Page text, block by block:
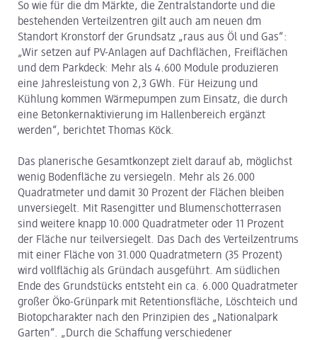
So wie für die dm Märkte, die Zentralstandorte und die
bestehenden Verteilzentren gilt auch am neuen dm
Standort Kronstorf der Grundsatz „raus aus Öl und Gas“:
„Wir setzen auf PV-Anlagen auf Dachflächen, Freiflächen
und dem Parkdeck: Mehr als 4.600 Module produzieren
eine Jahresleistung von 2,3 GWh. Für Heizung und
Kühlung kommen Wärmepumpen zum Einsatz, die durch
eine Betonkernaktivierung im Hallenbereich ergänzt
werden“, berichtet Thomas Köck.
Das planerische Gesamtkonzept zielt darauf ab, möglichst
wenig Bodenfläche zu versiegeln. Mehr als 26.000
Quadratmeter und damit 30 Prozent der Flächen bleiben
unversiegelt. Mit Rasengitter und Blumenschotterrasen
sind weitere knapp 10.000 Quadratmeter oder 11 Prozent
der Fläche nur teilversiegelt. Das Dach des Verteilzentrums
mit einer Fläche von 31.000 Quadratmetern (35 Prozent)
wird vollflächig als Gründach ausgeführt. Am südlichen
Ende des Grundstücks entsteht ein ca. 6.000 Quadratmeter
großer Öko-Grünpark mit Retentionsfläche, Löschteich und
Biotopcharakter nach den Prinzipien des „Nationalpark
Garten“. „Durch die Schaffung verschiedener